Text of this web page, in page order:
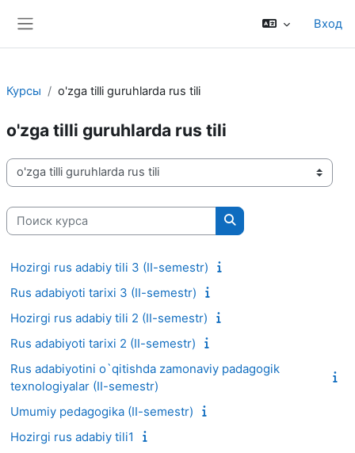
Вход
Курсы o'zga tilli guruhlarda rus tili
o'zga tilli guruhlarda rus tili
Категории курсов
Поиск курса
Поиск курса
Hozirgi rus adabiy tili 3 (II-semestr)
Rus adabiyoti tarixi 3 (II-semestr)
Hozirgi rus adabiy tili 2 (II-semestr)
Rus adabiyoti tarixi 2 (II-semestr)
Rus adabiyotini o`qitishda zamonaviy padagogik
texnologiyalar (II-semestr)
Umumiy pedagogika (II-semestr)
Hozirgi rus adabiy tili1